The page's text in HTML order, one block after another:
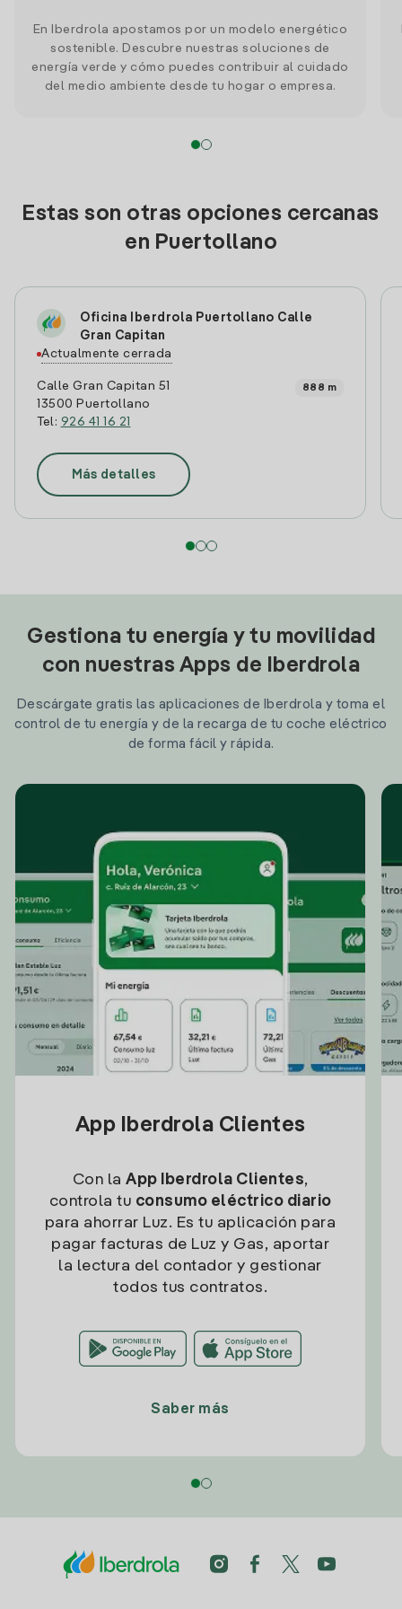
En Iberdrola apostamos por un modelo energético
sostenible. Descubre nuestras soluciones de
energía verde y cómo puedes contribuir al cuidado
del medio ambiente desde tu hogar o empresa.
Estas son otras opciones cercanas
en Puertollano
Oficina Iberdrola Puertollano Calle
Gran Capitan
Actualmente cerrada
Calle Gran Capitan 51
13500 Puertollano
Tel: 926 41 16 21
888 m
Más detalles
Gestiona tu energía y tu movilidad
con nuestras Apps de Iberdrola
Descárgate gratis las aplicaciones de Iberdrola y toma el
control de tu energía y de la recarga de tu coche eléctrico
de forma fácil y rápida.
App Iberdrola Clientes
Con la App Iberdrola Clientes,
controla tu consumo eléctrico diario
para ahorrar Luz. Es tu aplicación para
pagar facturas de Luz y Gas, aportar
la lectura del contador y gestionar
todos tus contratos.
Saber más